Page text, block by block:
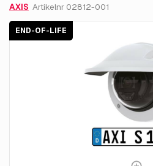
AXIS Artikelnr 02812-001
END-OF-LIFE